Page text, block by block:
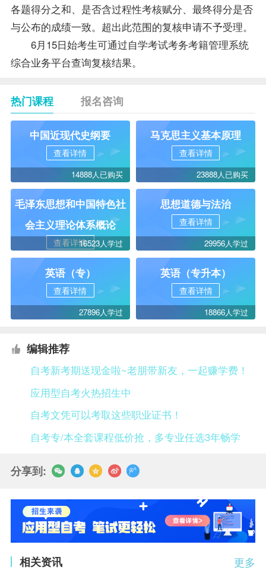
各题得分之和、是否含过程性考核赋分、最终得分是否
与公布的成绩一致。超出此范围的复核申请不予受理。
6月15日始考生可通过自学考试考务考籍管理系统
综合业务平台查询复核结果。
热门课程 报名咨询
中国近现代史纲要
查看详情
14888人已购买
马克思主义基本原理
查看详情
23888人已购买
毛泽东思想和中国特色社
会主义理论体系概论
查看详情16523人学过
思想道德与法治
查看详情
29956人学过
英语（专）
查看详情
27896人学过
英语（专升本）
查看详情
18866人学过
编辑推荐
自考新考期送现金啦~老朋带新友，一起赚学费！
应用型自考火热招生中
自考文凭可以考取这些职业证书！
自考专/本全套课程低价抢，多专业任选3年畅学
分享到:
更多
相关资讯